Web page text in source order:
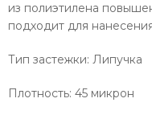
из полиэтилена
подходит для
Тип застежки: Липучка
Плотность: 45 микрон